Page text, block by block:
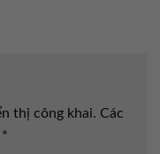
thị công khai. Các
*